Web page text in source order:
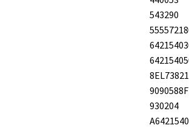
543290
9090588F
930204